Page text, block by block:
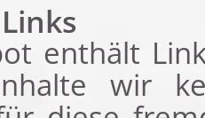
enthält
wir